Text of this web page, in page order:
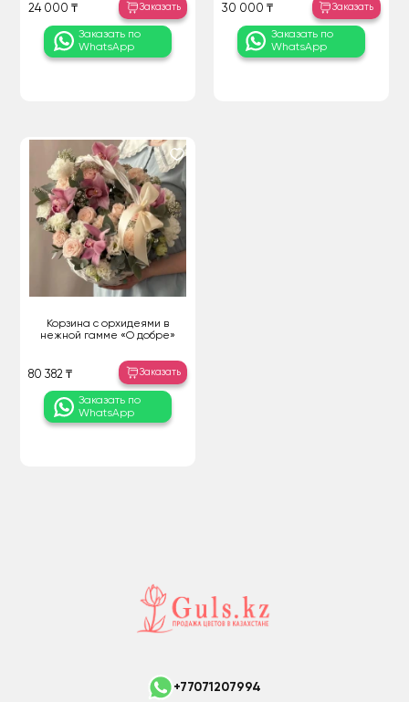
24 000 ₸ Заказать
Заказать по
WhatsApp
30 000 ₸ Заказать
Заказать по
WhatsApp
Корзина с орхидеями в
нежной гамме «О добре»
80 382 ₸ Заказать
Заказать по
WhatsApp
+77071207994